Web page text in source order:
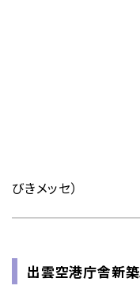
びきメッセ）
出雲空港庁舎新築